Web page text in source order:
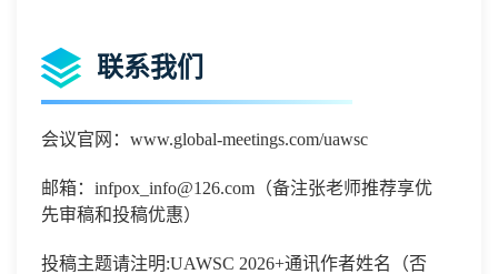
联系我们
会议官网： www.global-meetings.com/uawsc
邮箱： infpox_info@126.com （备注张老师推荐享优
先审稿和投稿优惠）
投稿主题请注明:UAWSC 2026+通讯作者姓名（否